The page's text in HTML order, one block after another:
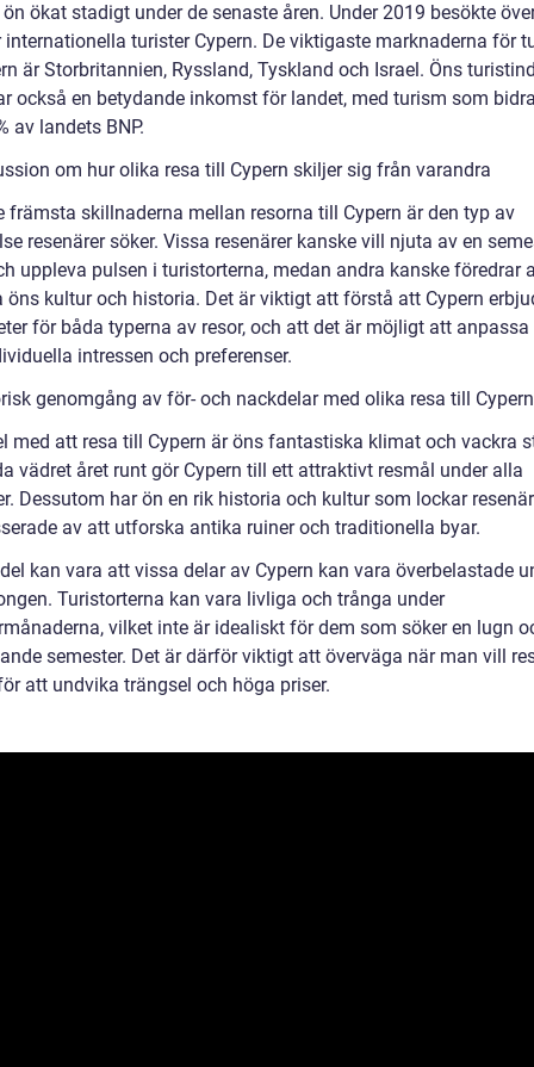
ökat stadigt under de senaste åren. Under 2019 besökte
turister Cypern. De viktigaste marknaderna för
är Storbritannien, Ryssland, Tyskland och Israel. Öns
också en betydande inkomst för landet, med turism som
av landets BNP.
om hur olika resa till Cypern skiljer sig från varandra
främsta skillnaderna mellan resorna till Cypern är den typ av
resenärer söker. Vissa resenärer kanske vill njuta av en
uppleva pulsen i turistorterna, medan andra kanske föredrar
öns kultur och historia. Det är viktigt att förstå att Cypern
för båda typerna av resor, och att det är möjligt att anpassa
intressen och preferenser.
genomgång av för- och nackdelar med olika resa till Cypern
med att resa till Cypern är öns fantastiska klimat och vackra
vädret året runt gör Cypern till ett attraktivt resmål under alla
Dessutom har ön en rik historia och kultur som lockar
av att utforska antika ruiner och traditionella byar.
kan vara att vissa delar av Cypern kan vara överbelastade
Turistorterna kan vara livliga och trånga under
vilket inte är idealiskt för dem som söker en lugn
semester. Det är därför viktigt att överväga när man vill
att undvika trängsel och höga priser.